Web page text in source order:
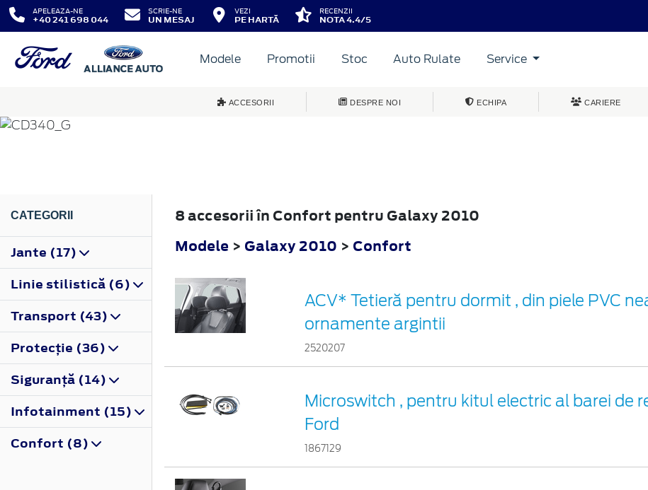
APELEAZA-NE
+40 241 698 044
SCRIE-NE
UN MESAJ
VEZI
PE HARTĂ
RECENZII
NOTA 4.4/5
Modele Promotii Stoc Auto Rulate Service
ACCESORII DESPRE NOI ECHIPA CARIERE
CATEGORII
Jante (17)
Linie stilistică (6)
Transport (43)
Protecţie (36)
Siguranţă (14)
Infotainment (15)
Confort (8)
8 accesorii în Confort pentru Galaxy 2010
Modele > Galaxy 2010 > Confort
ACV* Tetieră pentru dormit , din piele PVC
ornamente argintii
2520207
Microswitch , pentru kitul electric al barei de
Ford
1867129